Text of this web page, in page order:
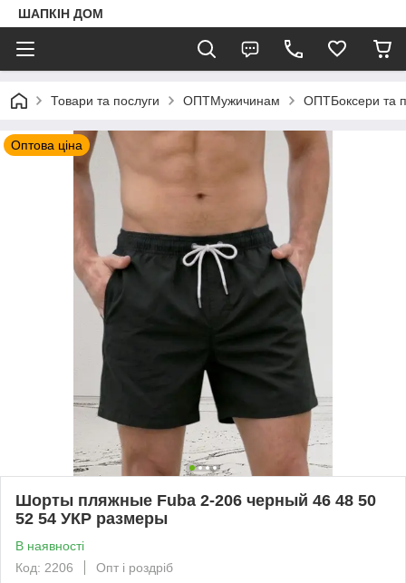
ШАПКIН ДОМ
Товари та послуги ОПТМужичинам ОПТБоксери та
Оптова ціна
Шорты пляжные Fuba 2-206 черный 46 48 50
52 54 УКР размеры
В наявності
Код: 2206
Опт і роздріб